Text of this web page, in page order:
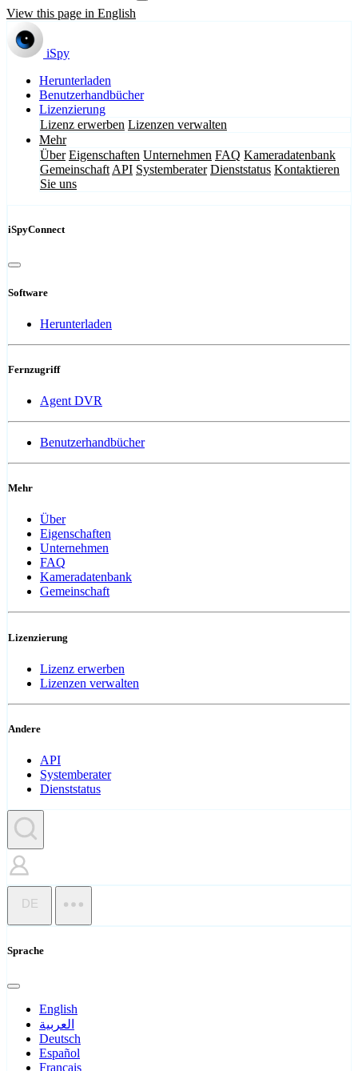
View this page in English
iSpy
Herunterladen
Benutzerhandbücher
Lizenzierung
Lizenz erwerben Lizenzen verwalten
Mehr
Über Eigenschaften Unternehmen FAQ Kameradatenbank
Gemeinschaft API Systemberater Dienststatus Kontaktieren
Sie uns
iSpyConnect
Software
Herunterladen
Fernzugriff
Agent DVR
Benutzerhandbücher
Mehr
Über
Eigenschaften
Unternehmen
FAQ
Kameradatenbank
Gemeinschaft
Lizenzierung
Lizenz erwerben
Lizenzen verwalten
Andere
API
Systemberater
Dienststatus
DE
Sprache
English
العربية
Deutsch
Español
Français